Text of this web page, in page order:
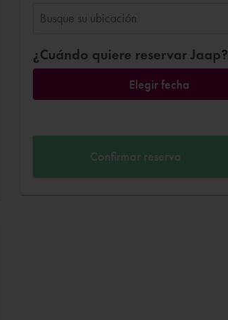
¿Cuándo quiere reservar Jaap?
Elegir fecha
Confirmar reserva